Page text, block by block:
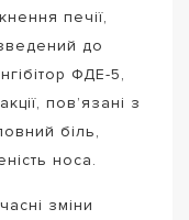
печії,
до
ФДЕ-5,
пов’язані з
біль,
носа.
зміни